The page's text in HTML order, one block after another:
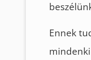
Ennek